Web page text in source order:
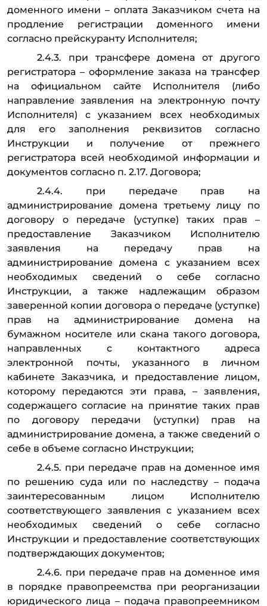
доменного имени – оплата Заказчиком счета на
продление регистрации доменного имени
согласно прейскуранту Исполнителя;
2.4.3. при трансфере домена от другого
регистратора – оформление заказа на трансфер
на официальном сайте Исполнителя (либо
направление заявления на электронную почту
Исполнителя) с указанием всех необходимых
для его заполнения реквизитов согласно
Инструкции и получение от прежнего
регистратора всей необходимой информации и
документов согласно п. 2.17. Договора;
2.4.4. при передаче прав на
администрирование домена третьему лицу по
договору о передаче (уступке) таких прав –
предоставление Заказчиком Исполнителю
заявления на передачу прав на
администрирование домена с указанием всех
необходимых сведений о себе согласно
Инструкции, а также надлежащим образом
заверенной копии договора о передаче (уступке)
прав на администрирование домена на
бумажном носителе или скана такого договора,
направленных с контактного адреса
электронной почты, указанного в личном
кабинете Заказчика, и предоставление лицом,
которому передаются эти права, – заявления,
содержащего согласие на принятие таких прав
по договору передачи (уступки) прав на
администрирование домена, а также сведений о
себе в объеме согласно Инструкции;
2.4.5. при передаче прав на доменное имя
по решению суда или по наследству – подача
заинтересованным лицом Исполнителю
соответствующего заявления с указанием всех
необходимых сведений о себе согласно
Инструкции и предоставление соответствующих
подтверждающих документов;
2.4.6. при передаче прав на доменное имя
в порядке правопреемства при реорганизации
юридического лица – подача правопреемником